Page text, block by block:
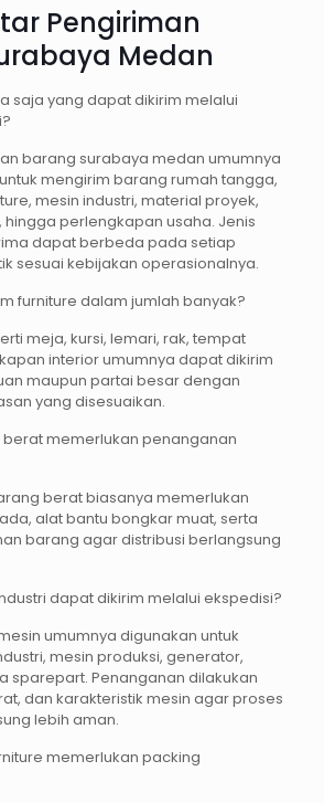
Pengiriman
Medan
saja yang dapat dikirim melalui
barang surabaya medan umumnya
mengirim barang rumah tangga,
mesin industri, material proyek,
perlengkapan usaha. Jenis
dapat berbeda pada setiap
sesuai kebijakan operasionalnya.
furniture dalam jumlah banyak?
meja, kursi, lemari, rak, tempat
interior umumnya dapat dikirim
maupun partai besar dengan
yang disesuaikan.
berat memerlukan penanganan
berat biasanya memerlukan
alat bantu bongkar muat, serta
barang agar distribusi berlangsung
dapat dikirim melalui ekspedisi?
umumnya digunakan untuk
mesin produksi, generator,
sparepart. Penanganan dilakukan
dan karakteristik mesin agar proses
lebih aman.
memerlukan packing